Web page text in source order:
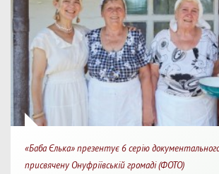
«Баба Єлька» презентує 6 серію
присвячену Онуфріївській громаді (ФОТО)